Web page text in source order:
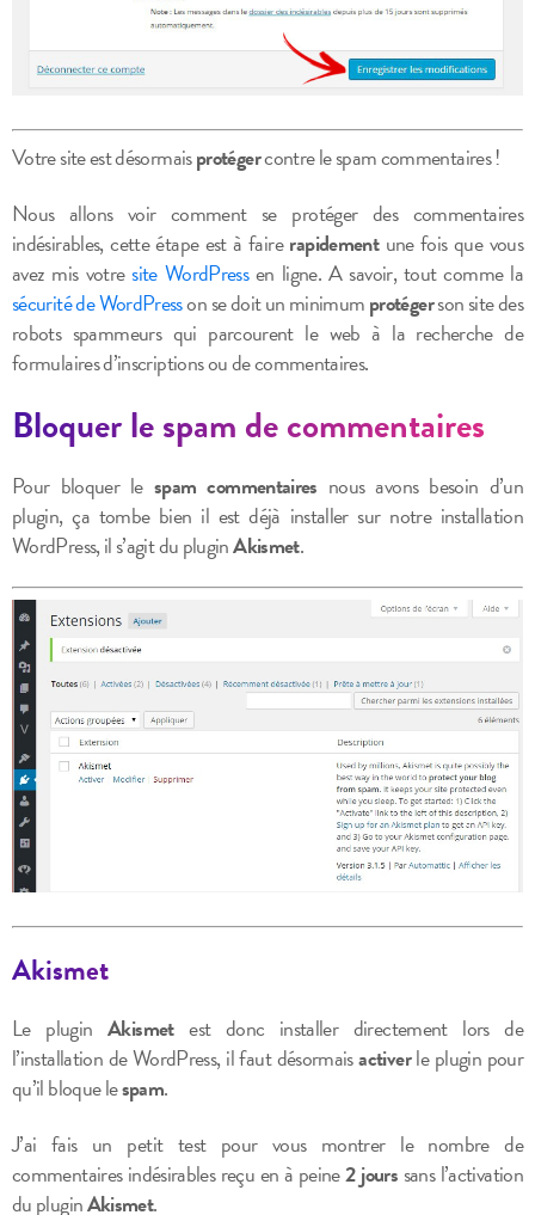
Votre site est désormaisprotégercontre le spam commentaires !
Nous allons voir comment se protéger des commentaires
indésirables, cette étape est à fairerapidementune fois que vous
avez mis votresite WordPressen ligne. A savoir, tout comme la
sécurité de WordPresson se doit un minimumprotégerson site des
robots spammeurs qui parcourent le web à la recherche de
formulaires d’inscriptions ou de commentaires.
Bloquer le spam de commentaires
Pour bloquer le spam commentaires nous avons besoin d’un
plugin, ça tombe bien il est déjà installer sur notre installation
WordPress, il s’agit du pluginAkismet.
Akismet
Le pluginAkismetest donc installer directement lors de
l’installation de WordPress, il faut désormaisactiverle plugin pour
qu’il bloque lespam.
J’ai fais un petit test pour vous montrer le nombre de
commentaires indésirables reçu en à peine2 jours sans l’activation
du pluginAkismet.